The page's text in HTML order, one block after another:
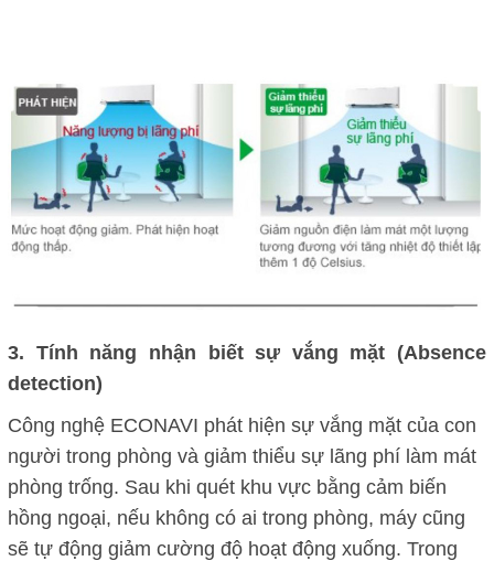
3. Tính năng nhận biết sự vắng mặt (Absence
detection)
Công nghệ ECONAVI phát hiện sự vắng mặt của con
người trong phòng và giảm thiểu sự lãng phí làm mát
phòng trống. Sau khi quét khu vực bằng cảm biến
hồng ngoại, nếu không có ai trong phòng, máy cũng
sẽ tự động giảm cường độ hoạt động xuống. Trong